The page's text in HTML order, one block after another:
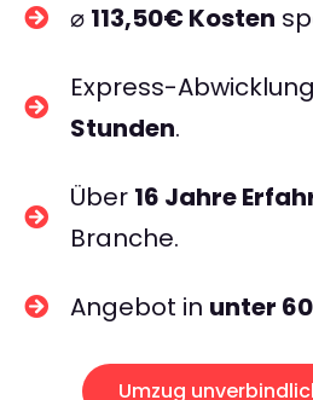
⌀ 113,50€ Kosten
Express-
Stunden.
Über 16 Jahre
Branche.
Angebot in unter
Umzug